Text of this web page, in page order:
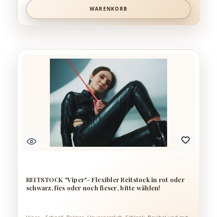
Anwendungen. Der strukturierte schwarze Griff liegt sicher in
der Hand und bietet auch bei längerer Nutzung guten Halt. Die
praktische Handschlaufe sorgt zusätzlich für Kontrolle und
verhindert ein Abrutschen. Dank des geringen Gewichts lässt
vielseitiges Accessoire: Der Bitch-Besen ist eine stilvolle Wahl für
alle, die klare Optik, angenehme Handhabung und spürbare
Wirkung schätzen. Produktdetails: Farbe Griff: Schwarz mit
weißen, 5mm dicken Stäben Mit praktischer Handschlaufe
Griffige, strukturierte Oberfläche Leicht, flexibel und gut
kontrollierbar Einzelne Stäbe deutlich spürbar Gesamtlänge: ca.
58 cm Ein eleganter Massagebesen für abwechslungsreiche
Momente – schlicht im Look, vielseitig in der Anwendung.
WARENKORB
REITSTOCK "Viper"- Flexibler Reitstock in rot oder
schwarz, fies oder noch fieser, bitte wählen!